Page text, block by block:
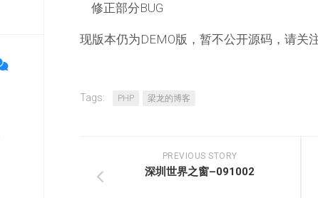
修正部分BUG
现版本仍为DEMO版，暂不公开源码，请关
Tags: PHP 梁龙的博客
PREVIOUS STORY
深圳世界之窗–091002